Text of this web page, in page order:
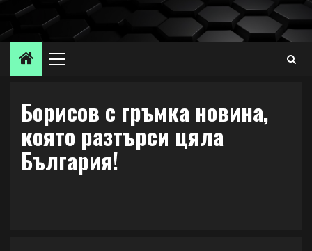
Skip
content
Primary
Борисов с гръмка новина,
която разтърси цяла
България!